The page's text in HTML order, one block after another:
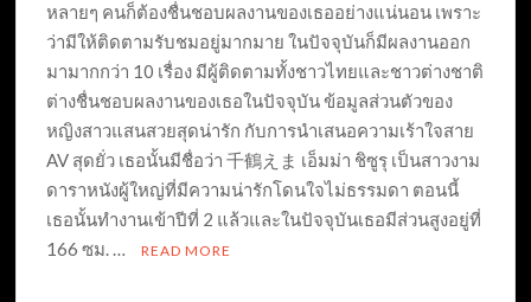
หลายๆ คนก็ต้องชื่นชอบผลงานของเธออย่างแน่นอน เพราะ
ว่ามีให้ติดตามรับชมอยู่มากมาย ในปัจจุบันก็มีผลงานออก
มามากกว่า 10 เรื่อง มีผู้ติดตามทั้งชาวไทยและชาวต่างชาติ
ต่างชื่นชอบผลงานของเธอในปัจจุบัน ข้อมูลส่วนตัวของ
หญิงสาวแสนสวยสุดน่ารัก กับการนำเสนอความเร้าใจสาย
AV สุดยั่ว เธอนั้นมีชื่อว่า 千鶴えま เอ็มม่า ชิซูรุ เป็นสาวงาม
ดาราหนังผู้ใหญ่ที่มีความน่ารักโดนใจไม่ธรรมดา ตอนนี้
เธอนั้นทำงานเข้าปีที่ 2 แล้วและในปัจจุบันเธอมีส่วนสูงอยู่ที่
166 ซม. …
READ MORE